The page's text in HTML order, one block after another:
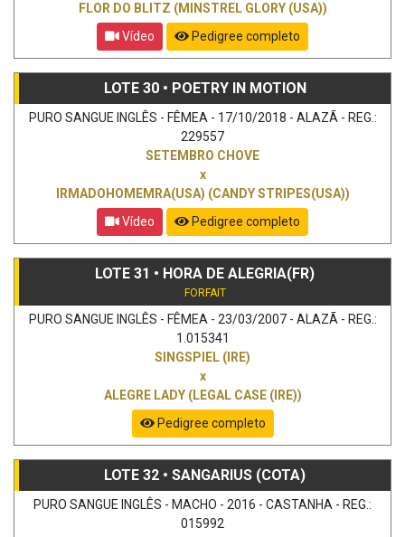
FLOR DO BLITZ (MINSTREL GLORY (USA))
Vídeo
Pedigree completo
LOTE 30 • POETRY IN MOTION
PURO SANGUE INGLÊS - FÊMEA - 17/10/2018 - ALAZÃ - REG.:
229557
SETEMBRO CHOVE
x
IRMADOHOMEMRA(USA) (CANDY STRIPES(USA))
Vídeo
Pedigree completo
LOTE 31 • HORA DE ALEGRIA(FR)
FORFAIT
PURO SANGUE INGLÊS - FÊMEA - 23/03/2007 - ALAZÃ - REG.:
1.015341
SINGSPIEL (IRE)
x
ALEGRE LADY (LEGAL CASE (IRE))
Pedigree completo
LOTE 32 • SANGARIUS (COTA)
PURO SANGUE INGLÊS - MACHO - 2016 - CASTANHA - REG.:
015992